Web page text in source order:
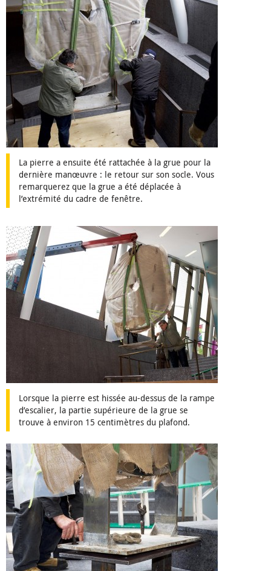
La pierre a ensuite été rattachée à la grue pour la
dernière manœuvre : le retour sur son socle. Vous
remarquerez que la grue a été déplacée à
l’extrémité du cadre de fenêtre.
Lorsque la pierre est hissée au-dessus de la rampe
d’escalier, la partie supérieure de la grue se
trouve à environ 15 centimètres du plafond.